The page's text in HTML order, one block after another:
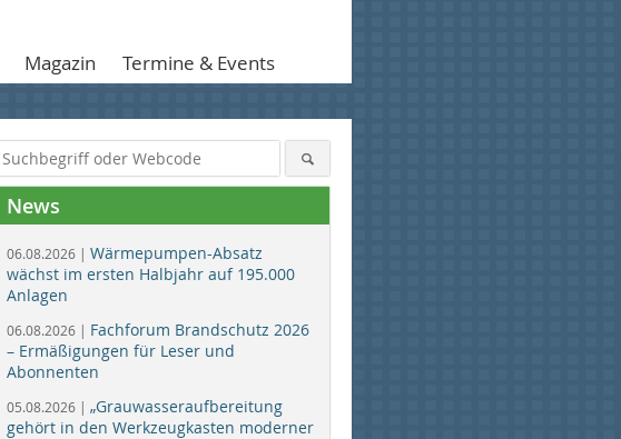
Magazin Termine & Events
News
06.08.2026 | Wärmepumpen-Absatz
wächst im ersten Halbjahr auf 195.000
Anlagen
06.08.2026 | Fachforum Brandschutz 2026
– Ermäßigungen für Leser und
Abonnenten
05.08.2026 | „Grauwasseraufbereitung
gehört in den Werkzeugkasten moderner